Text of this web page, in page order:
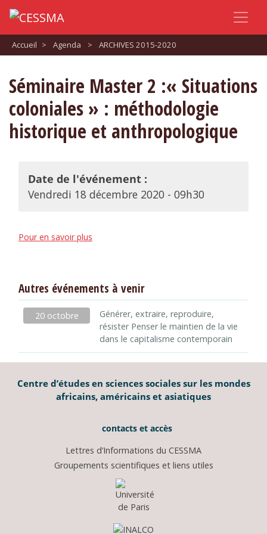
Accueil > Agenda > ARCHIVES 2015-2020
Séminaire Master 2 :« Situations
coloniales » : méthodologie
historique et anthropologique
Date de l'événement :
Vendredi 18 décembre 2020 - 09h30
Pour en savoir plus
Autres événements à venir
20 octobre
Générer, extraire, reproduire,
résister Penser le maintien de la vie
dans le capitalisme contemporain
Centre d’études en sciences sociales sur les mondes
africains, américains et asiatiques
contacts et accès
Lettres d’Informations du CESSMA
Groupements scientifiques et liens utiles